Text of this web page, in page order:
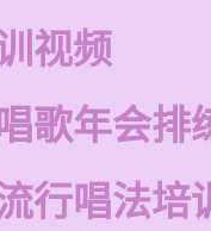
视频
歌年会排
行唱法培